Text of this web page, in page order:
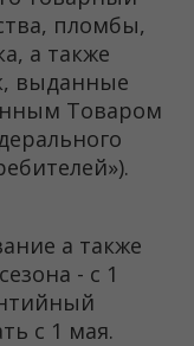
пломбы,
а также
выданные
Товаром
а также
- с 1
с 1 мая.